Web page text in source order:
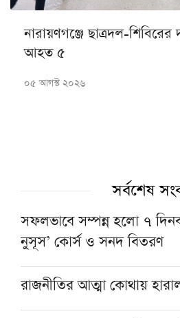
নারায়ণগঞ্জে ছাত্রদল-
আহত ৫
০৫ আগস্ট ২০২৬
সর্বশেষ
সফলভাবে সম্পন্ন হলো ৭
নুসূস’ কোর্স ও সনদ বিতরণ
রাজনীতির আত্মা কোথায়